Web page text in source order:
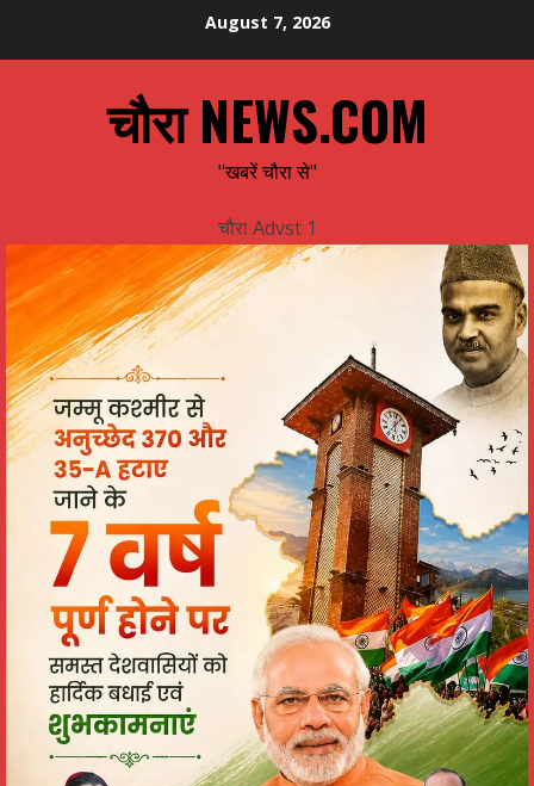
August 7, 2026
चौरा NEWS.COM
"खबरें चौरा से"
चौरा Advst 1